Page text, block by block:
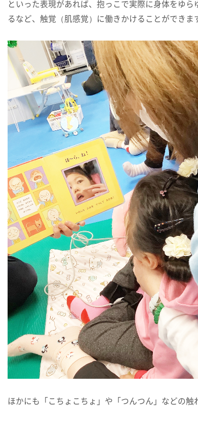
といった表現があれば、抱っこで実際に身体をゆ
るなど、触覚（肌感覚）に働きかけることができま
ほかにも「こちょこちょ」や「つんつん」などの